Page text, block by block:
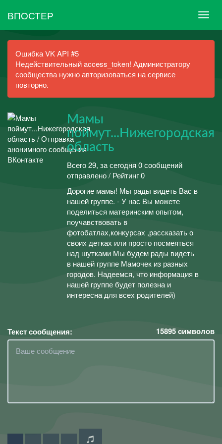
ВПОСТЕР
Ошибка VK API #5
Недействительный access_token! Администратору
сообщества нужно авторизоваться на сервисе
повторно.
Мамы
поймут...Нижегородская
область
Всего 29, за сегодня 0 сообщений
отправлено / Рейтинг 0
Дорогие мамы! Мы рады видеть Вас в
нашей группе. - У нас Вы можете
поделиться материнским опытом,
поучавствовать в
фотобатлах,конкурсах ,рассказать о
своих детках или просто посмеяться
над шутками Мы будем рады видеть
в нашей группе Мамочек из разных
городов. Надеемся, что информация в
нашей группе будет полезна и
интересна для всех родителей)
Текст сообщения: 15895символов